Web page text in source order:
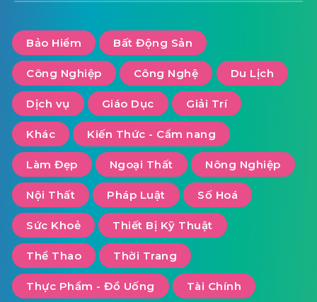
Bảo Hiểm Bất Động Sản
Công Nghiệp Công Nghệ Du Lịch
Dịch vụ Giáo Dục Giải Trí
Khác Kiến Thức - Cẩm nang
Làm Đẹp Ngoại Thất Nông Nghiệp
Nội Thất Pháp Luật Số Hoá
Sức Khoẻ Thiết Bị Kỹ Thuật
Thể Thao Thời Trang
Thực Phẩm - Đồ Uống Tài Chính